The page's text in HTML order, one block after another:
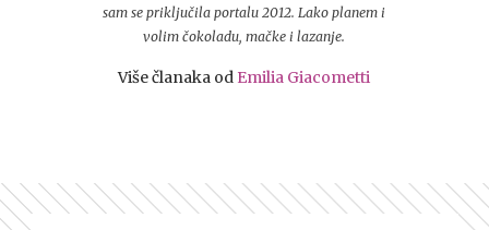
sam se priključila portalu 2012. Lako planem i
volim čokoladu, mačke i lazanje.
Više članaka od Emilia Giacometti